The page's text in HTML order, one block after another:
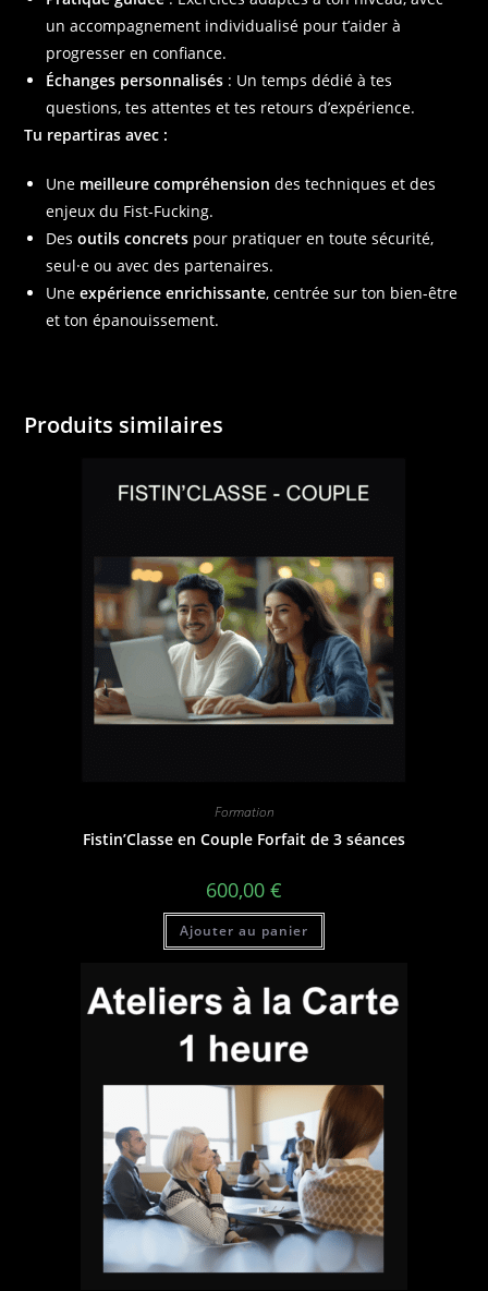
un accompagnement individualisé pour t’aider à
progresser en confiance.
Échanges personnalisés : Un temps dédié à tes
questions, tes attentes et tes retours d’expérience.
Tu repartiras avec :
Une meilleure compréhension des techniques et des
enjeux du Fist-Fucking.
Desoutils concrets pour pratiquer en toute sécurité,
seul·e ou avec des partenaires.
Uneexpérience enrichissante, centrée sur ton bien-être
et ton épanouissement.
Produits similaires
Formation
Fistin’Classe en Couple Forfait de 3 séances
600,00 €
Ajouter au panier